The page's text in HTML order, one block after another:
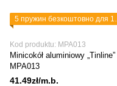
Kod produktu: MPA013
Minicokół aluminiowy „Tinline”
MPA013
41.49zł/m.b.